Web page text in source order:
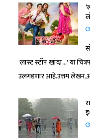
'लास्ट स्टॉप खांदा...' या
उलगडणार आहे.उत्तम